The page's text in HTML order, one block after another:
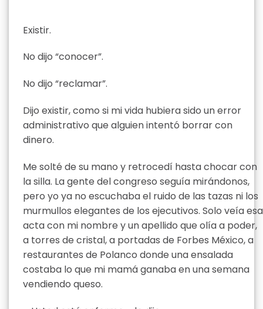
Existir.
No dijo “conocer”.
No dijo “reclamar”.
Dijo existir, como si mi vida hubiera sido un error
administrativo que alguien intentó borrar con
dinero.
Me solté de su mano y retrocedí hasta chocar con
la silla. La gente del congreso seguía mirándonos,
pero yo ya no escuchaba el ruido de las tazas ni los
murmullos elegantes de los ejecutivos. Solo veía esa
acta con mi nombre y un apellido que olía a poder,
a torres de cristal, a portadas de Forbes México, a
restaurantes de Polanco donde una ensalada
costaba lo que mi mamá ganaba en una semana
vendiendo queso.